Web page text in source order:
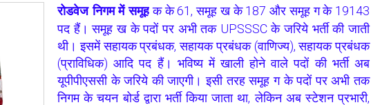
रोडवेज निगम में समूह क के 61, समूह ख के 187 और समूह ग के 19143
पद हैं। समूह ख के पदों पर अभी तक UPSSSCके जरिये भर्ती की जाती
थी। इसमें सहायक प्रबंधक, सहायक प्रबंधक (वाणिज्य), सहायक प्रबंधक
(प्राविधिक) आदि पद हैं। भविष्य में खाली होने वाले पदों की भर्ती अब
यूपीपीएससी के जरिये की जाएगी। इसी तरह समूह ग के पदों पर अभी तक
निगम के चयन बोर्ड द्वारा भर्ती किया जाता था, लेकिन अब स्टेशन प्रभारी,